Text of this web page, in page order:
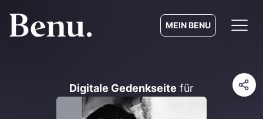
MEIN BENU
Digitale Gedenkseite für